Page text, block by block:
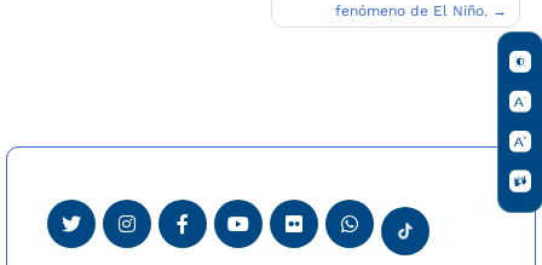
fenómeno de El Niño.